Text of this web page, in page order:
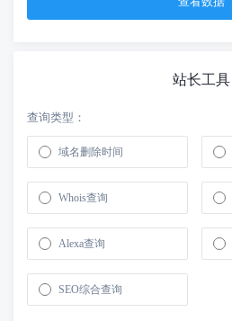
站长工具
查询类型：
域名删除时间
Whois查询
Alexa查询
SEO综合查询